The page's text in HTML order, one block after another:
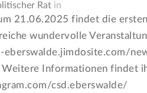
Rat in
21.06.2025 findet die
wundervolle
eberswalde.jimdosite.com/
Weitere Informationen findet
csd.eberswalde/